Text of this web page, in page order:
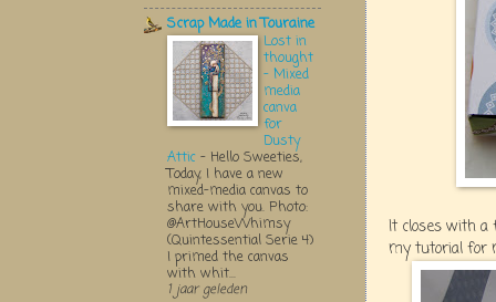
It closes with a
my tutorial for
Scrap Made in Touraine
Lost in
thought
- Mixed
media
canva
for
Dusty
Attic - Hello Sweeties,
Today, I have a new
mixed-media canvas to
share with you. Photo:
@ArtHouseWhimsy
(Quintessential Serie 4)
I primed the canvas
with whit...
1 jaar geleden